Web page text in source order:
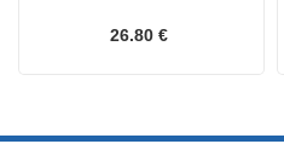
26.80 €